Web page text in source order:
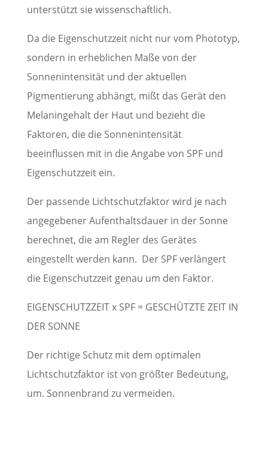
unterstützt sie wissenschaftlich.
Da die Eigenschutzzeit nicht nur vom Phototyp,
sondern in erheblichen Maße von der
Sonnenintensität und der aktuellen
Pigmentierung abhängt, mißt das Gerät den
Melaningehalt der Haut und bezieht die
Faktoren, die die Sonnenintensität
beeinflussen mit in die Angabe von SPF und
Eigenschutzzeit ein.
Der passende Lichtschutzfaktor wird je nach
angegebener Aufenthaltsdauer in der Sonne
berechnet, die am Regler des Gerätes
eingestellt werden kann. Der SPF verlängert
die Eigenschutzzeit genau um den Faktor.
EIGENSCHUTZZEIT x SPF = GESCHÜTZTE ZEIT IN
DER SONNE
Der richtige Schutz mit dem optimalen
Lichtschutzfaktor ist von größter Bedeutung,
um. Sonnenbrand zu vermeiden.